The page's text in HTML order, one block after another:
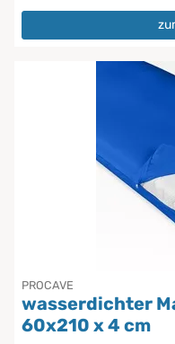
PROCAVE
wasserdichter
60x210 x 4 cm